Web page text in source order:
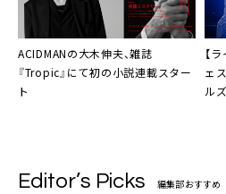
ACIDMANの大木伸夫、雑誌
『Tropic』にて初の小説連載スター
ト
【
ェ
ル
Editor’s Picks 編集部おすすめ